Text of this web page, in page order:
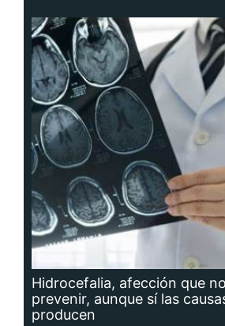
Hidrocefalia, afección que
prevenir, aunque sí las
producen